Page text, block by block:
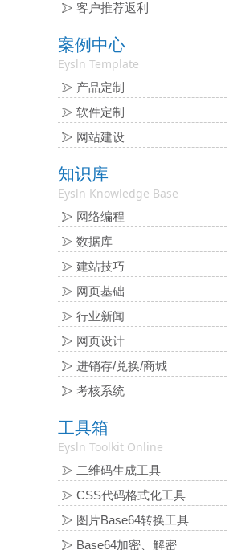
客户推荐返利
案例中心
Eysln Template
产品定制
软件定制
网站建设
知识库
Eysln Knowledge Base
网络编程
数据库
建站技巧
网页基础
行业新闻
网页设计
进销存/兑换/商城
考核系统
工具箱
Eysln Toolkit Online
二维码生成工具
CSS代码格式化工具
图片Base64转换工具
Base64加密、解密